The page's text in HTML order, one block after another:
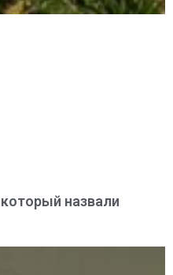
назвали